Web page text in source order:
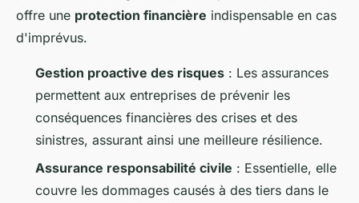
offre une protection financière indispensable en cas
d'imprévus.
Gestion proactive des risques : Les assurances
permettent aux entreprises de prévenir les
conséquences financières des crises et des
sinistres, assurant ainsi une meilleure résilience.
Assurance responsabilité civile : Essentielle, elle
couvre les dommages causés à des tiers dans le